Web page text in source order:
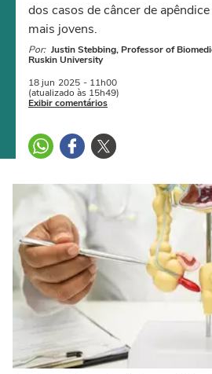
dos casos de câncer de
mais jovens.
Por: Justin Stebbing, Professor of
Ruskin University
18 jun 2025 - 11h00
(atualizado às 15h49)
Exibir comentários